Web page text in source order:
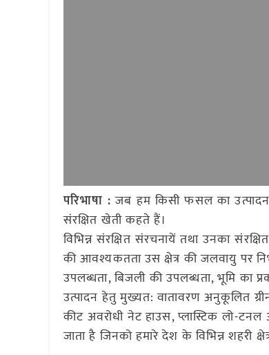
परिभाषा : जब हम किसी फसल का
संरक्षित खेती कहते हैं।
विभिन्न संरक्षित संरचनायें तथा उनका
की आवश्यकतता उस क्षेत्र की जलवायु पर
उपलब्धता, बिजली की उपलब्धता, भूमि का
उत्पादन हेतु मुख्यत: वातावरण अनुकूलित
कीट अवरोधी नेट हाउस, प्लास्टिक लो-
जाता है जिनको हमारे देश के विभिन्न शहरी